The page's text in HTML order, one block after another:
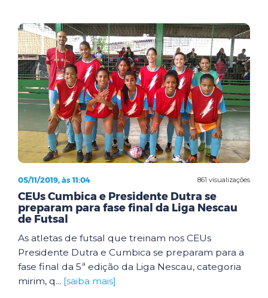
861 visualizações
05/11/2019, às 11:04
CEUs Cumbica e Presidente Dutra se
preparam para fase final da Liga Nescau
de Futsal
As atletas de futsal que treinam nos CEUs
Presidente Dutra e Cumbica se preparam para a
fase final da 5ª edição da Liga Nescau, categoria
mirim, q... [saiba mais]